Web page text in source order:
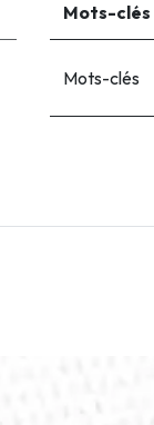
Mots-clés
Mots-clés